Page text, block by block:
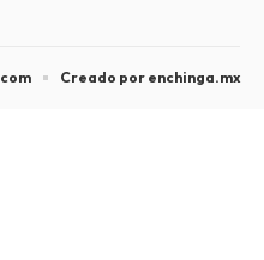
Creado por enchinga.mx